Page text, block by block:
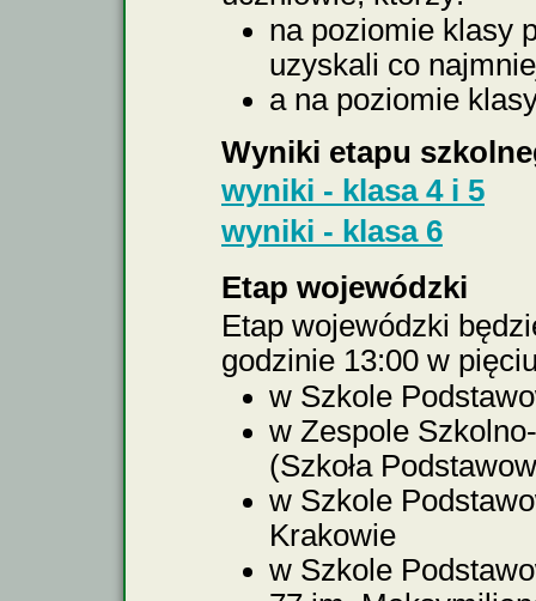
na poziomie klasy
uzyskali co
a na poziomie
Wyniki etapu
wyniki - klasa 4 i 5
wyniki - klasa 6
Etap wojewódzki
Etap wojewódzki
godzinie 13:00 w
w Szkole
w Zespole
(Szkoła
w Szkole
Krakowie
w Szkole